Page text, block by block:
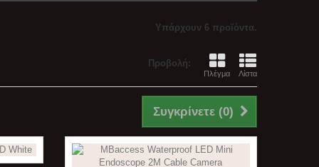
Υπάρχουν 6 προϊόντα.
Προβολή:
Πλέγμα Λίστα
Συγκρίνετε (0)